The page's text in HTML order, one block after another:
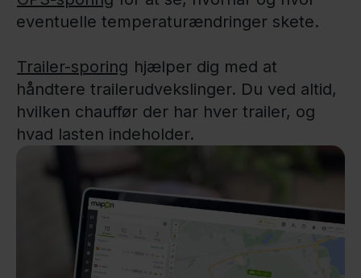
eventuelle temperaturændringer skete.
Trailer-sporing hjælper dig med at
håndtere trailerudvekslinger. Du ved altid,
hvilken chauffør der har hver trailer, og
hvad lasten indeholder.